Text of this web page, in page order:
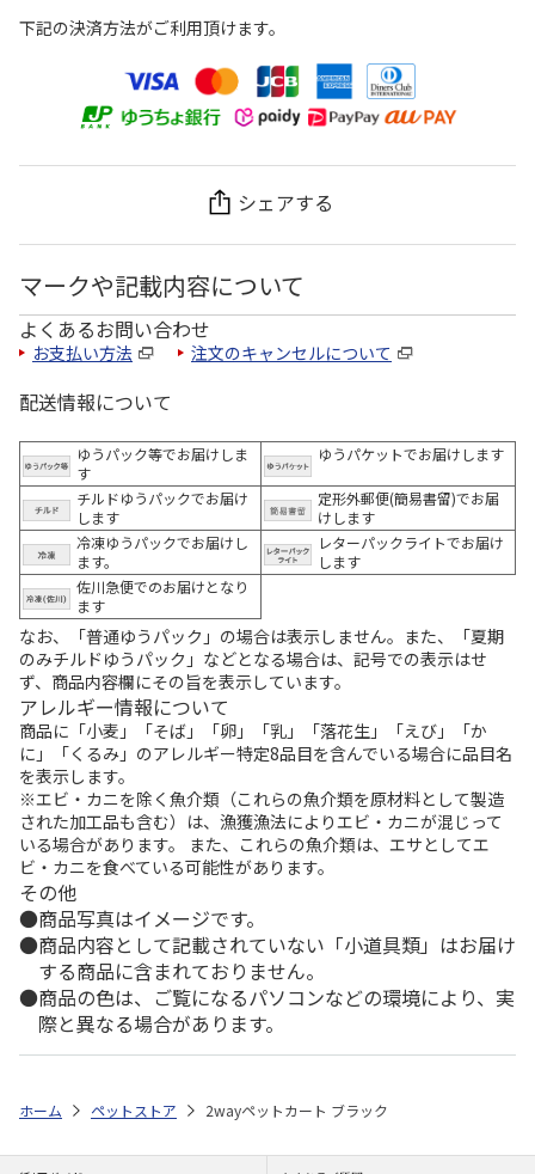
下記の決済方法がご利用頂けます。
シェアする
マークや記載内容について
よくあるお問い合わせ
お支払い方法 注文のキャンセルについて
配送情報について
ゆうパック等でお届けしま
す
ゆうパケットでお届けします
チルドゆうパックでお届け
します
定形外郵便(簡易書留)でお届
けします
冷凍ゆうパックでお届けし
ます。
レターパックライトでお届け
します
佐川急便でのお届けとなり
ます
なお、「普通ゆうパック」の場合は表示しません。また、「夏期
のみチルドゆうパック」などとなる場合は、記号での表示はせ
ず、商品内容欄にその旨を表示しています。
アレルギー情報について
商品に「小麦」「そば」「卵」「乳」「落花生」「えび」「か
に」「くるみ」のアレルギー特定8品目を含んでいる場合に品目名
を表示します。
※エビ・カニを除く魚介類（これらの魚介類を原材料として製造
された加工品も含む）は、漁獲漁法によりエビ・カニが混じって
いる場合があります。 また、これらの魚介類は、エサとしてエ
ビ・カニを食べている可能性があります。
その他
商品写真はイメージです。
商品内容として記載されていない「小道具類」はお届け
する商品に含まれておりません。
商品の色は、ご覧になるパソコンなどの環境により、実
際と異なる場合があります。
ホーム ペットストア 2wayペットカート ブラック